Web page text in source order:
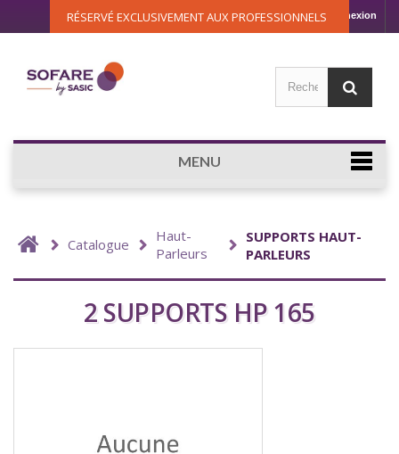
Connexion
RÉSERVÉ EXCLUSIVEMENT AUX PROFESSIONNELS
MENU
Catalogue
Haut-
Parleurs
SUPPORTS HAUT-
PARLEURS
2 SUPPORTS HP 165